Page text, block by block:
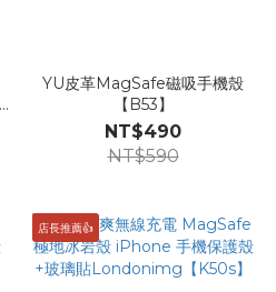
YU皮革MagSafe磁吸手機殼
【B53】
NT$490
NT$590
店長推薦👍